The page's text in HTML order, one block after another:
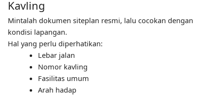
Kavling
Mintalah dokumen siteplan resmi, lalu cocokan dengan
kondisi lapangan.
Hal yang perlu diperhatikan:
Lebar jalan
Nomor kavling
Fasilitas umum
Arah hadap